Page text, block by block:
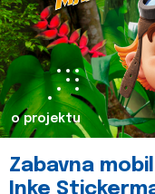
o projektu
Zabavna
Inke